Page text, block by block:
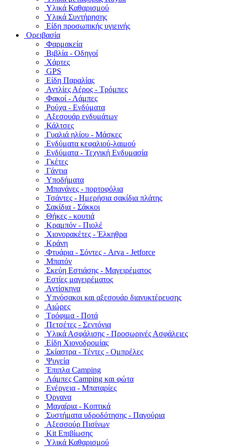
Υλικά Καθαρισμού
Υλικά Συντήρησης
Είδη προσωπικής υγιεινής
Ορειβασία
Φαρμακεία
Βιβλία - Οδηγοί
Χάρτες
GPS
Είδη Παραλίας
Αντλίες Αέρος - Τρόμπες
Φακοί - Λάμπες
Ρούχα - Ενδύματα
Αξεσουάρ ενδυμάτων
Κάλτσες
Γυαλιά ηλίου - Μάσκες
Ενδύματα κεφαλιού-λαιμού
Ενδύματα - Τεχνική Ενδυμασία
Γκέτες
Γάντια
Υποδήματα
Μπανάνες - πορτοφόλια
Τσάντες - Ημερήσια σακίδια πλάτης
Σακίδια - Σάκκοι
Θήκες - κουτιά
Κραμπόν - Πιολέ
Χιονορακέτες - Έλκηθρα
Κράνη
Φτυάρια - Σόντες - Arva - Jetforce
Μπατόν
Σκεύη Εστιάσης - Μαγειρέματος
Εστίες μαγειρέματος
Αντίσκηνα
Υπνόσακοι και αξεσουάρ διανυκτέρευσης
Αιώρες
Τρόφιμα - Ποτά
Πετσέτες - Σεντόνια
Υλικά Ασφάλισης - Προσωρινές Ασφάλειες
Είδη Χιονοδρομίας
Σκίαστρα - Τέντες - Ομπρέλες
Ψυγεία
Έπιπλα Camping
Λάμπες Camping και φώτα
Ενέργεια - Μπαταρίες
Όργανα
Μαχαίρια - Κοπτικά
Συστήματα υδροδότησης - Παγούρια
Αξεσσούρ Πισίνων
Kit Επιβίωσης
Υλικά Καθαρισμού